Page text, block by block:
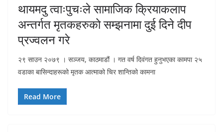
थायमदु त्वाःपुचःले सामाजिक क्रियाकलाप
अन्तर्गत मृतकहरुको सम्झनामा दुई दिने दीप
प्रज्वलन गरे
२९ साउन २०७९ । सञ्जय, काठमाडौं । गत वर्ष दिवंगत हुनुभएका कामपा २५
वडाका बासिन्दाहरूको मृतक आत्माको चिर शान्तिको कामना
Read More